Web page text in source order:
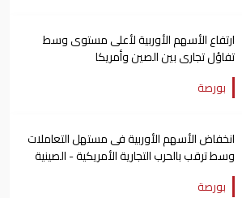
ارتفاع الأسهم الأوربية لأعلى مستوى وسط
تفاؤل تجارى بين الصين وأمريكا
بورصة
انخفاض الأسهم الأوربية فى مستهل التعاملات
وسط ترقب بالحرب التجارية الأمريكية - الصينية
بورصة